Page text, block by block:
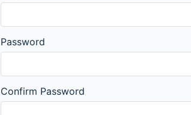
Password
Confirm Password